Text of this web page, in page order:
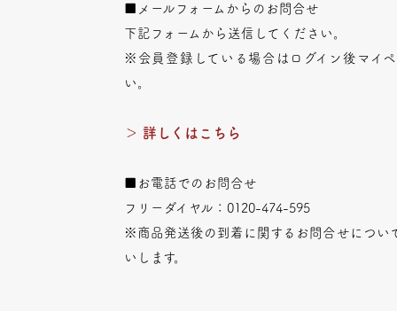
■メールフォームからのお問合せ
下記フォームから送信してください。
※会員登録している場合はログイン後マイ
い。
＞ 詳しくはこちら
■お電話でのお問合せ
フリーダイヤル：0120-474-595
※商品発送後の到着に関するお問合せについ
いします。